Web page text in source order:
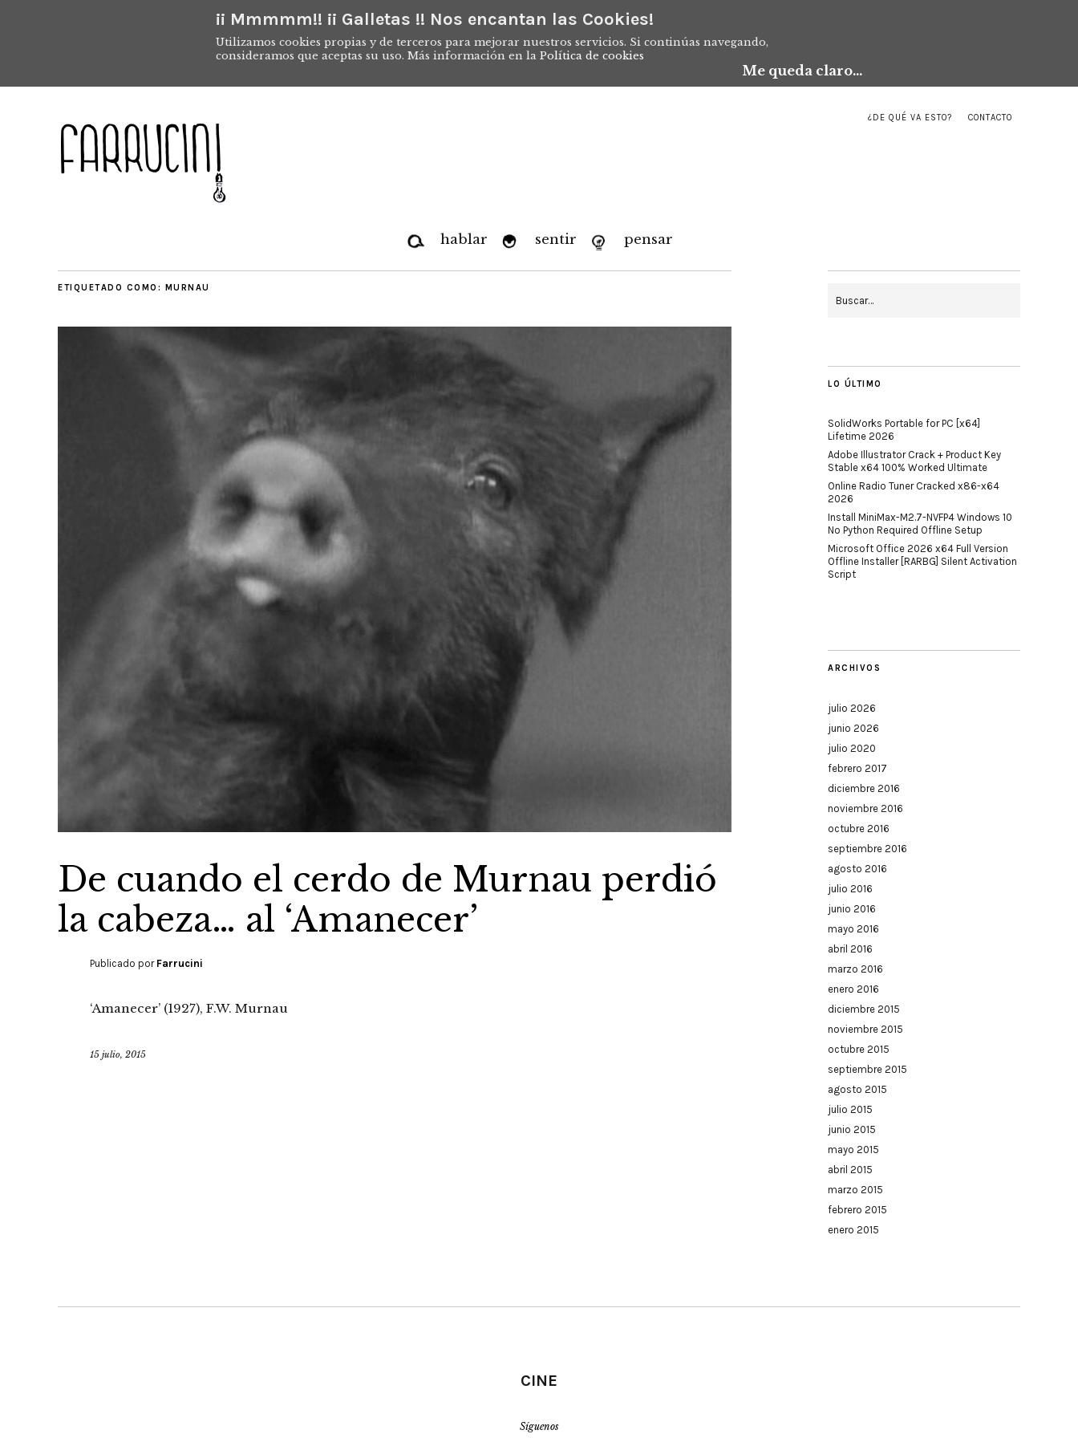
¡¡ Mmmmm!! ¡¡ Galletas !! Nos encantan las Cookies!
Utilizamos cookies propias y de terceros para mejorar nuestros servicios. Si continúas navegando,
consideramos que aceptas su uso. Más información en la Política de cookies
Me queda claro...
¿DE QUÉ VA ESTO? CONTACTO
hablar sentir pensar
ETIQUETADO COMO: MURNAU
De cuando el cerdo de Murnau perdió
la cabeza… al ‘Amanecer’
Publicado por Farrucini
‘Amanecer’ (1927), F.W. Murnau
15 julio, 2015
LO ÚLTIMO
SolidWorks Portable for PC [x64]
Lifetime 2026
Adobe Illustrator Crack + Product Key
Stable x64 100% Worked Ultimate
Online Radio Tuner Cracked x86-x64
2026
Install MiniMax-M2.7-NVFP4 Windows 10
No Python Required Offline Setup
Microsoft Office 2026 x64 Full Version
Offline Installer [RARBG] Silent Activation
Script
ARCHIVOS
julio 2026
junio 2026
julio 2020
febrero 2017
diciembre 2016
noviembre 2016
octubre 2016
septiembre 2016
agosto 2016
julio 2016
junio 2016
mayo 2016
abril 2016
marzo 2016
enero 2016
diciembre 2015
noviembre 2015
octubre 2015
septiembre 2015
agosto 2015
julio 2015
junio 2015
mayo 2015
abril 2015
marzo 2015
febrero 2015
enero 2015
CINE
Síguenos